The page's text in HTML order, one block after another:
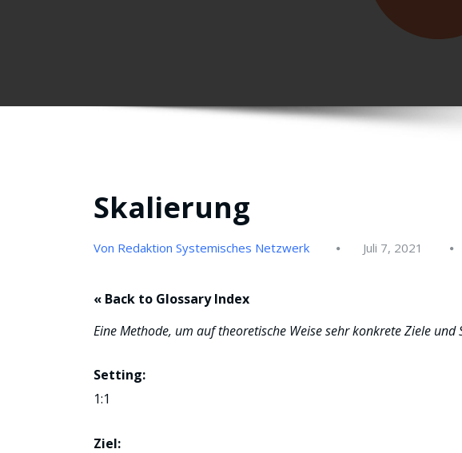
Skalierung
Von Redaktion Systemisches Netzwerk Juli 7, 2021
« Back to Glossary Index
Eine Methode, um auf theoretische Weise sehr konkrete Ziele
Setting:
1:1
Ziel: